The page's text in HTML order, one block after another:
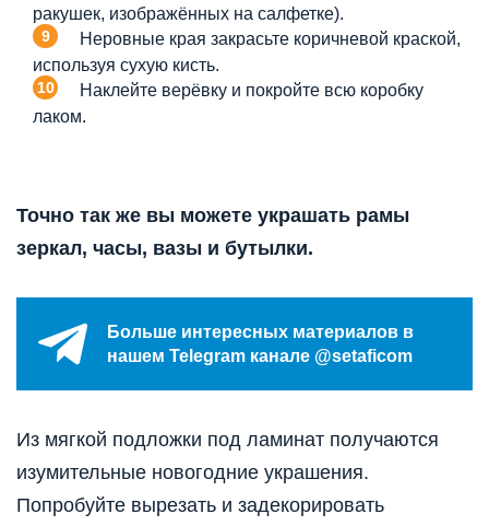
ракушек, изображённых на салфетке).
Неровные края закрасьте коричневой краской,
используя сухую кисть.
Наклейте верёвку и покройте всю коробку
лаком.
Точно так же вы можете украшать рамы
зеркал, часы, вазы и бутылки.
Больше интересных материалов в
нашем Telegram канале @setaficom
Из мягкой подложки под ламинат получаются
изумительные новогодние украшения.
Попробуйте вырезать и задекорировать